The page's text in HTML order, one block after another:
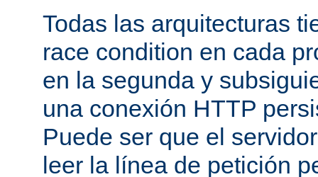
Todas las arquitecturas
race condition en cada
en la segunda y
una conexión HTTP
Puede ser que el
leer la línea de petición